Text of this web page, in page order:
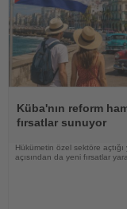
Oku
Küba'nın reform
fırsatlar sunuyor
Hükümetin özel sektöre açtığı
açısından da yeni fırsatlar